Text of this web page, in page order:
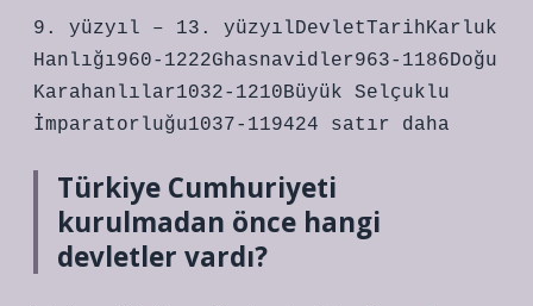
9. yüzyıl – 13. yüzyılDevletTarihKarluk
Hanlığı960-1222Ghasnavidler963-1186Doğu
Karahanlılar1032-1210Büyük Selçuklu
İmparatorluğu1037-119424 satır daha
Türkiye Cumhuriyeti
kurulmadan önce hangi
devletler vardı?